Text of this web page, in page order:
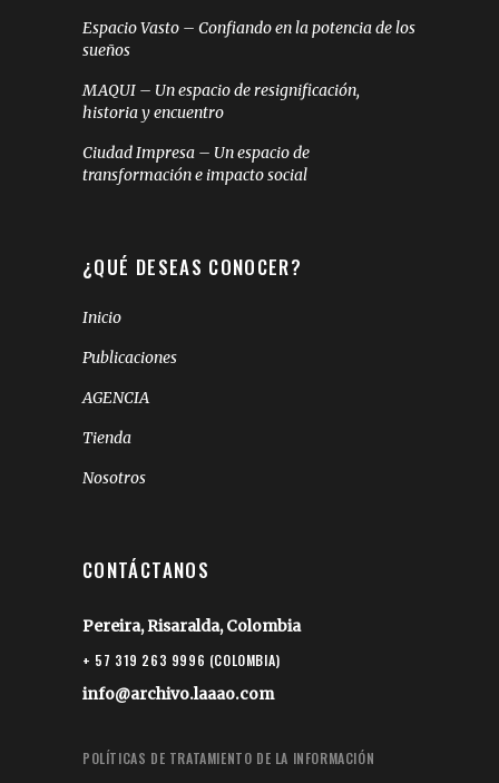
Espacio Vasto – Confiando en la potencia de los
sueños
MAQUI – Un espacio de resignificación,
historia y encuentro
Ciudad Impresa – Un espacio de
transformación e impacto social
¿QUÉ DESEAS CONOCER?
Inicio
Publicaciones
AGENCIA
Tienda
Nosotros
CONTÁCTANOS
Pereira, Risaralda, Colombia
+ 57 319 263 9996 (COLOMBIA)
info@archivo.laaao.com
POLÍTICAS DE TRATAMIENTO DE LA INFORMACIÓN